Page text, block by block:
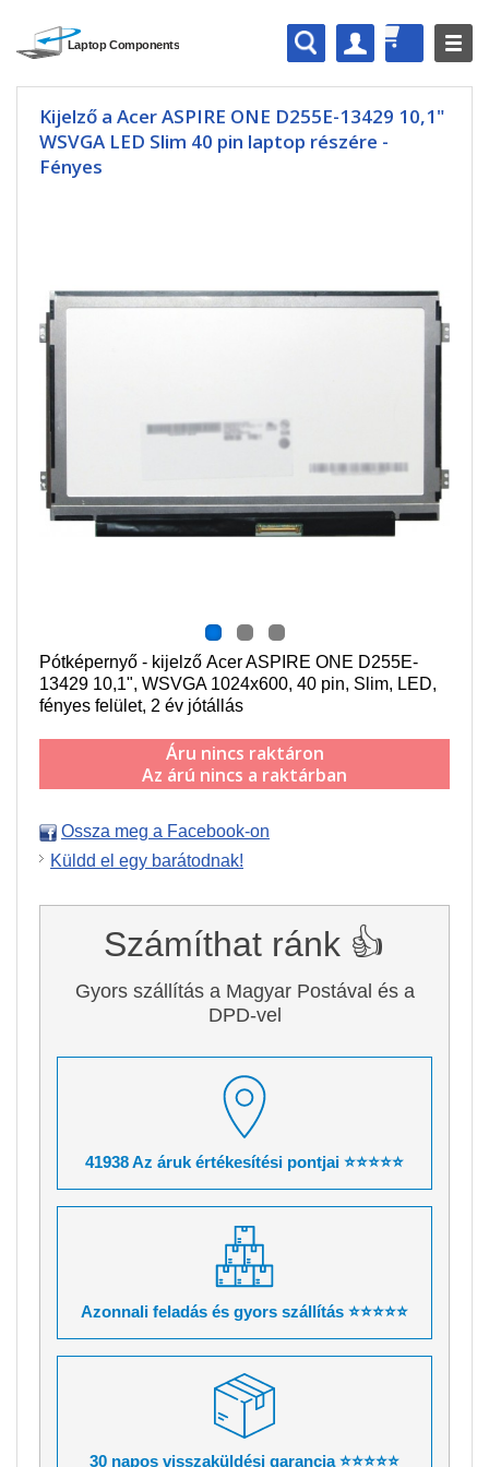
Kijelző a Acer ASPIRE ONE D255E-13429 10,1"
WSVGA LED Slim 40 pin laptop részére -
Fényes
Pótképernyő - kijelző Acer ASPIRE ONE D255E-
13429 10,1", WSVGA 1024x600, 40 pin, Slim, LED,
fényes felület, 2 év jótállás
Áru nincs raktáron
Az árú nincs a raktárban
Ossza meg a Facebook-on
Küldd el egy barátodnak!
Számíthat ránk 👍
Gyors szállítás a Magyar Postával és a
DPD-vel
41938 Az áruk értékesítési pontjai ⭐⭐⭐⭐⭐
Azonnali feladás és gyors szállítás ⭐⭐⭐⭐⭐
30 napos visszaküldési garancia ⭐⭐⭐⭐⭐